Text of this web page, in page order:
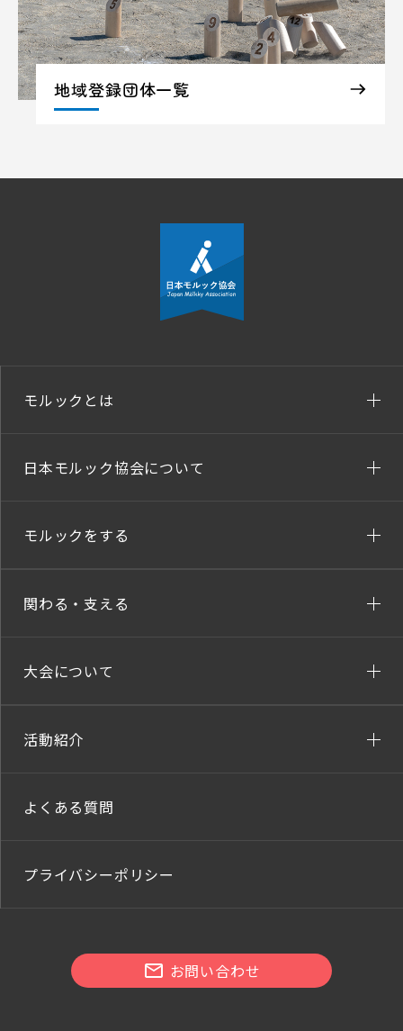
地域登録団体一覧
モルックとは
日本モルック協会について
モルックをする
関わる・支える
大会について
活動紹介
よくある質問
プライバシーポリシー
お問い合わせ